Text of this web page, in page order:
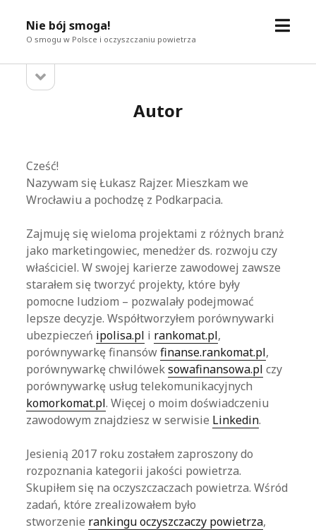
Nie bój smoga!
O smogu w Polsce i oczyszczaniu powietrza
Pasekpasek
Autor
Cześć!
Nazywam się Łukasz Rajzer. Mieszkam we
Wrocławiu a pochodzę z Podkarpacia.
Zajmuję się wieloma projektami z różnych branż
jako marketingowiec, menedżer ds. rozwoju czy
właściciel. W swojej karierze zawodowej zawsze
starałem się tworzyć projekty, które były
pomocne ludziom – pozwalały podejmować
lepsze decyzje. Współtworzyłem porównywarki
ubezpieczeń ipolisa.pl i rankomat.pl,
porównywarkę finansówfinanse.rankomat.pl,
porównywarkę chwilóweksowafinansowa.pl czy
porównywarkę usług telekomunikacyjnych
komorkomat.pl. Więcej o moim doświadczeniu
zawodowym znajdziesz w serwisie Linkedin.
Jesienią 2017 roku zostałem zaproszony do
rozpoznania kategorii jakości powietrza.
Skupiłem się na oczyszczaczach powietrza. Wśród
zadań, które zrealizowałem było
stworzenie rankingu oczyszczaczy powietrza,